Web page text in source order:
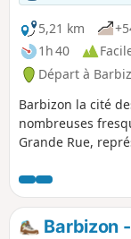
5,21 km
1h 40
Départ à
Barbizon la cité
nombreuses
Grande Rue,
naturelle d'une
"l'Eléphant".
Barbizon